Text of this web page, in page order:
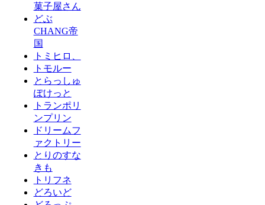
菓子屋さん
どぶ
CHANG帝
国
トミヒロ、
トモルー
とらっしゅ
ぽけっと
トランポリ
ンプリン
ドリームフ
ァクトリー
とりのすな
きも
トリフネ
どろいど